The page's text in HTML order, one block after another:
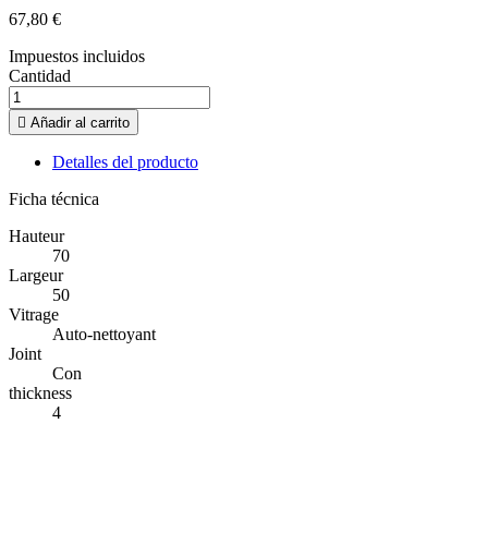
67,80 €
Impuestos incluidos
Cantidad
 Añadir al carrito
Detalles del producto
Ficha técnica
Hauteur
70
Largeur
50
Vitrage
Auto-nettoyant
Joint
Con
thickness
4